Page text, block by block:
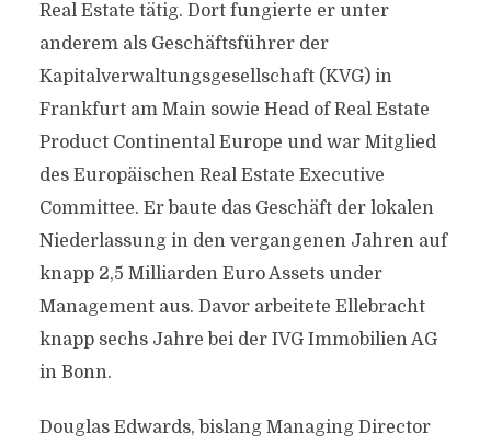
Real Estate tätig. Dort fungierte er unter
anderem als Geschäftsführer der
Kapitalverwaltungsgesellschaft (KVG) in
Frankfurt am Main sowie Head of Real Estate
Product Continental Europe und war Mitglied
des Europäischen Real Estate Executive
Committee. Er baute das Geschäft der lokalen
Niederlassung in den vergangenen Jahren auf
knapp 2,5 Milliarden Euro Assets under
Management aus. Davor arbeitete Ellebracht
knapp sechs Jahre bei der IVG Immobilien AG
in Bonn.
Douglas Edwards, bislang Managing Director